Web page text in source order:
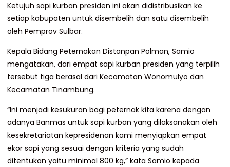
Ketujuh sapi kurban presiden ini akan didistribusikan ke
setiap kabupaten untuk disembelih dan satu disembelih
oleh Pemprov Sulbar.
Kepala Bidang Peternakan Distanpan Polman, Samio
mengatakan, dari empat sapi kurban presiden yang terpilih
tersebut tiga berasal dari Kecamatan Wonomulyo dan
Kecamatan Tinambung.
“Ini menjadi kesukuran bagi peternak kita karena dengan
adanya Banmas untuk sapi kurban yang dilaksanakan oleh
kesekretariatan kepresidenan kami menyiapkan empat
ekor sapi yang sesuai dengan kriteria yang sudah
ditentukan yaitu minimal 800 kg,” kata Samio kepada